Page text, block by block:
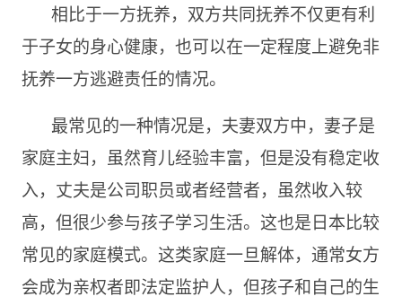
相比于一方抚养，双方共同抚养不仅更有利
于子女的身心健康，也可以在一定程度上避免非
抚养一方逃避责任的情况。
最常见的一种情况是，夫妻双方中，妻子是
家庭主妇，虽然育儿经验丰富，但是没有稳定收
入，丈夫是公司职员或者经营者，虽然收入较
高，但很少参与孩子学习生活。这也是日本比较
常见的家庭模式。这类家庭一旦解体，通常女方
会成为亲权者即法定监护人，但孩子和自己的生